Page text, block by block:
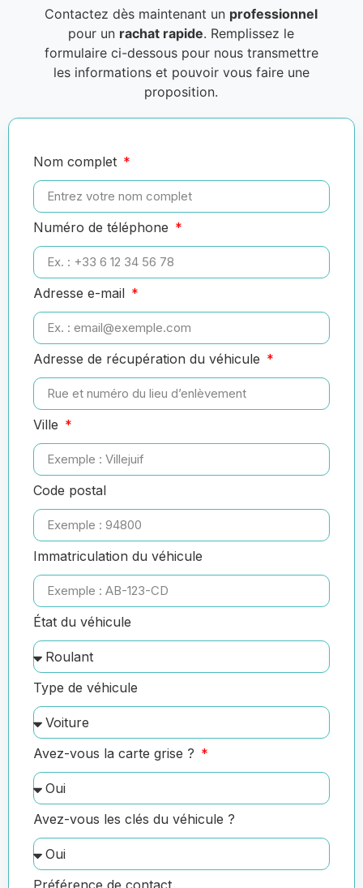
Contactez dès maintenant un professionnel
pour un rachat rapide. Remplissez le
formulaire ci-dessous pour nous transmettre
les informations et pouvoir vous faire une
proposition.
Nom complet
Numéro de téléphone
Adresse e-mail
Adresse de récupération du véhicule
Ville
Code postal
Immatriculation du véhicule
État du véhicule
Type de véhicule
Avez-vous la carte grise ?
Avez-vous les clés du véhicule ?
Préférence de contact